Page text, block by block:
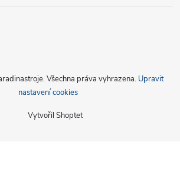
Vytvořil Shoptet
. Všechna práva vyhrazena. Upravit
nastavení cookies